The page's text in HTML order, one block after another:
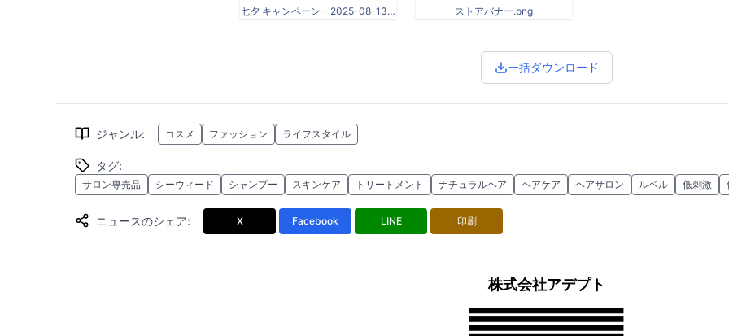
七夕 キャンペーン - 2025-08-13T165708.792.png ストアバナー.png
一括ダウンロード
ジャンル: コスメ ファッション ライフスタイル
タグ:
サロン専売品 シーウィード シャンプー スキンケア トリートメント ナチュラルヘア ヘアケア ヘアサロン ルベル 低刺激
ニュースのシェア: X Facebook LINE 印刷
株式会社アデプト